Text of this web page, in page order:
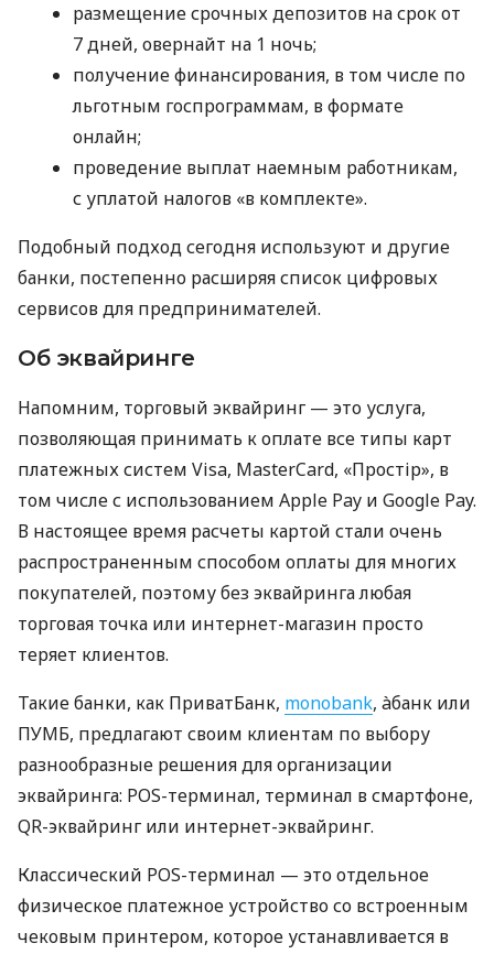
размещение срочных депозитов на срок от
7 дней, овернайт на 1 ночь;
получение финансирования, в том числе по
льготным госпрограммам, в формате
онлайн;
проведение выплат наемным работникам,
с уплатой налогов «в комплекте».
Подобный подход сегодня используют и другие
банки, постепенно расширяя список цифровых
сервисов для предпринимателей.
Об эквайринге
Напомним, торговый эквайринг — это услуга,
позволяющая принимать к оплате все типы карт
платежных систем Visa, MasterCard, «Простір», в
том числе с использованием Apple Pay и Google Pay.
В настоящее время расчеты картой стали очень
распространенным способом оплаты для многих
покупателей, поэтому без эквайринга любая
торговая точка или интернет-магазин просто
теряет клиентов.
Такие банки, как ПриватБанк, monobank, àбанк или
ПУМБ, предлагают своим клиентам по выбору
разнообразные решения для организации
эквайринга: POS-терминал, терминал в смартфоне,
QR-эквайринг или интернет-эквайринг.
Классический POS-терминал — это отдельное
физическое платежное устройство со встроенным
чековым принтером, которое устанавливается в